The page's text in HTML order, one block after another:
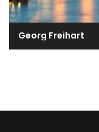
Georg Freihart